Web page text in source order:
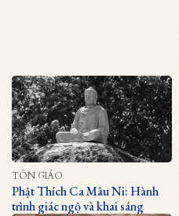
TÔN GIÁO
Phật Thích Ca Mâu Ni: Hành
trình giác ngộ và khai sáng